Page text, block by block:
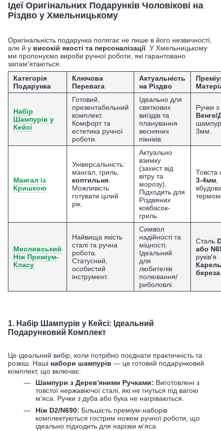
Ідеї Оригінальних Подарунків Чоловікові на
Різдво у Хмельницькому
Оригінальність подарунка полягає не лише в його незвичності,
але й у високій якості та персоналізації. У Хмельницькому
ми пропонуємо вироби ручної роботи, які гарантовано
запам'ятаються.
Категорія
Подарунка
Ключова
Перевага
Актуальність
на Різдво
Набір
Шампурів у
Кейсі
Готовий,
презентабельний
комплект.
Комфорт та
естетика ручної
роботи.
Ідеально для
святкових
виїздів та
планування
весняних
пікніків.
Ручки з
Венге/
3мм
Мангал із
Кришкою
Універсальність:
мангал, гриль,
коптильня
Можливість
готувати цілий
рік.
Актуально
взимку
(захист від
вітру та
морозу).
Підходить для
Різдвяних
ковбасок-
гриль.
Товста
3-4мм
Мисливський
Ніж Преміум-
Класу
Найвища якість
сталі та ручна
робота.
Статусний,
особистий
інструмент.
Символ
надійності та
міцності.
Ідеальний
для
любителів
полювання/
риболовлі.
Сталь
або
руків'я
береза
1. Набір Шампурів у Кейсі: Ідеальний
Подарунковий Комплект
Це ідеальний вибір, коли потрібно поєднати практичність та
розкіш. Наші набори шампурів — це готовий подарунковий
комплект, що включає:
Шампури з Дерев'яними Ручками: Виготовлені з
товстої нержавіючої сталі, які не гнуться під вагою
м'яса. Ручки з дуба або бука не нагріваються.
Ніж D2/N690: Більшість преміум-наборів
комплектуються гострим ножем ручної роботи, що
ідеально підходить для нарізки м'яса.